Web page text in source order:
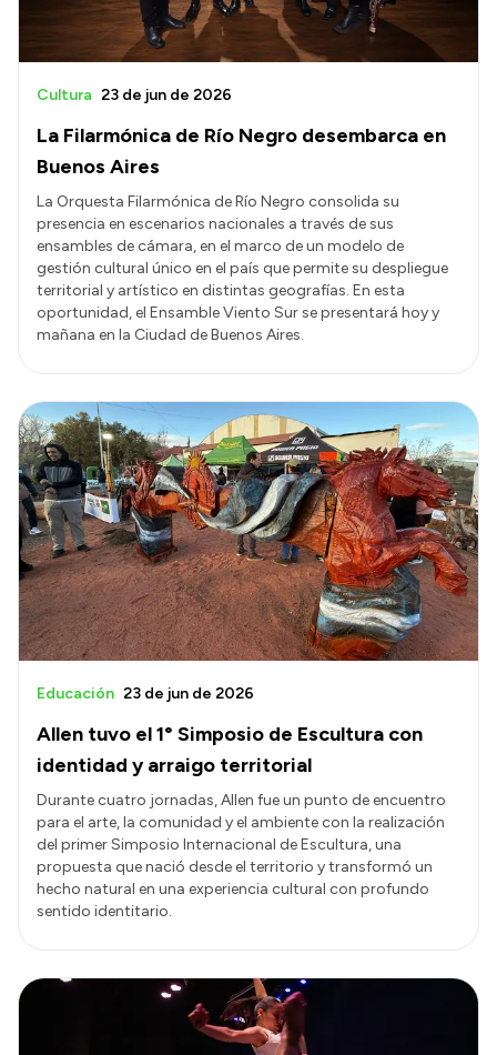
La Filarmónica de Río Negro desembarca en
Buenos Aires
Cultura 23 de jun de 2026
La Orquesta Filarmónica de Río Negro consolida su
presencia en escenarios nacionales a través de sus
ensambles de cámara, en el marco de un modelo de
gestión cultural único en el país que permite su despliegue
territorial y artístico en distintas geografías. En esta
oportunidad, el Ensamble Viento Sur se presentará hoy y
mañana en la Ciudad de Buenos Aires.
Allen tuvo el 1° Simposio de Escultura con
identidad y arraigo territorial
Educación 23 de jun de 2026
Durante cuatro jornadas, Allen fue un punto de encuentro
para el arte, la comunidad y el ambiente con la realización
del primer Simposio Internacional de Escultura, una
propuesta que nació desde el territorio y transformó un
hecho natural en una experiencia cultural con profundo
sentido identitario.